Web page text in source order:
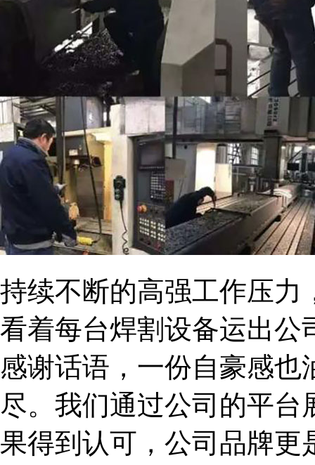
持续不断的高强工作压力
看着每台焊割设备运出公
感谢话语，一份自豪感也
尽。我们通过公司的平台
果得到认可，公司品牌更